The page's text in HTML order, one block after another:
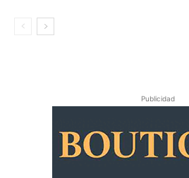
Publicidad